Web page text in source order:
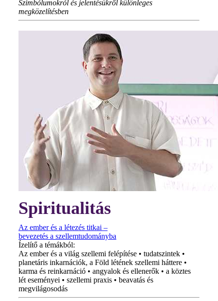
Szimbólumokról és jelentésükről különleges
megközelítésben
Spiritualitás
Az ember és a létezés titkai –
bevezetés a szellemtudományba
Ízelítő a témákból:
Az ember és a világ szellemi felépítése • tudatszintek •
planetáris inkarnációk, a Föld létének szellemi háttere •
karma és reinkarnáció • angyalok és ellenerők • a köztes
lét eseményei • szellemi praxis • beavatás és
megvilágosodás